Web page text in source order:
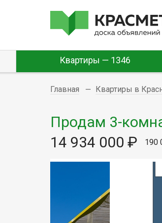
Квартиры — 1346
Главная Квартиры в
Продам 3-
14 934 000 ₽
190